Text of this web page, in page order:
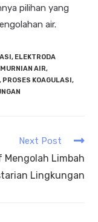
pilihan yang
air.
, ELEKTRODA
AIR,
, PROSES KOAGULASI,
Next Post
Mengolah Limbah
Lingkungan